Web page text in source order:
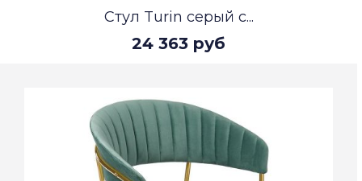
Стул Turin серый с...
24 363 руб